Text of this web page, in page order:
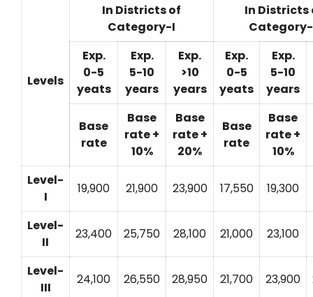
Levels
In Districts of
Category-I
In Districts
Exp.
0-5
yeats
Exp.
5-10
years
Exp.
>10
years
Exp.
0-5
yeats
Exp.
5-10
years
Base
rate
Base
rate +
10%
Base
rate +
20%
Base
rate
Base
rate +
10%
Level-
I
19,900 21,900 23,900 17,550 19,300
Level-
II
23,400 25,750 28,100 21,000 23,100
Level-
III
24,100 26,550 28,950 21,700 23,900